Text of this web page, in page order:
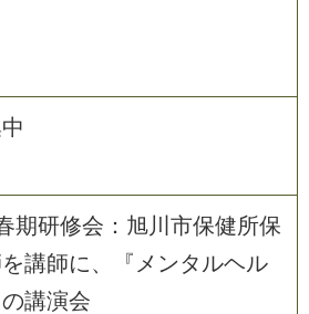
期研修会：旭川市保健所保
講師に、『メンタルヘル
講演会